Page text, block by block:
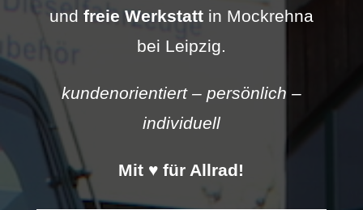
und freie Werkstattin Mockrehna
bei Leipzig.
kundenorientiert – persönlich –
individuell
Mit ♥ für Allrad!